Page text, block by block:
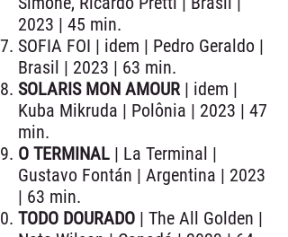
2023 | 45 min.
SOFIA FOI | idem | Pedro Geraldo |
Brasil | 2023 | 63 min.
SOLARIS MON AMOUR | idem |
Kuba Mikruda | Polônia | 2023 | 47
min.
O TERMINAL | La Terminal |
Gustavo Fontán | Argentina | 2023
| 63 min.
TODO DOURADO | The All Golden |